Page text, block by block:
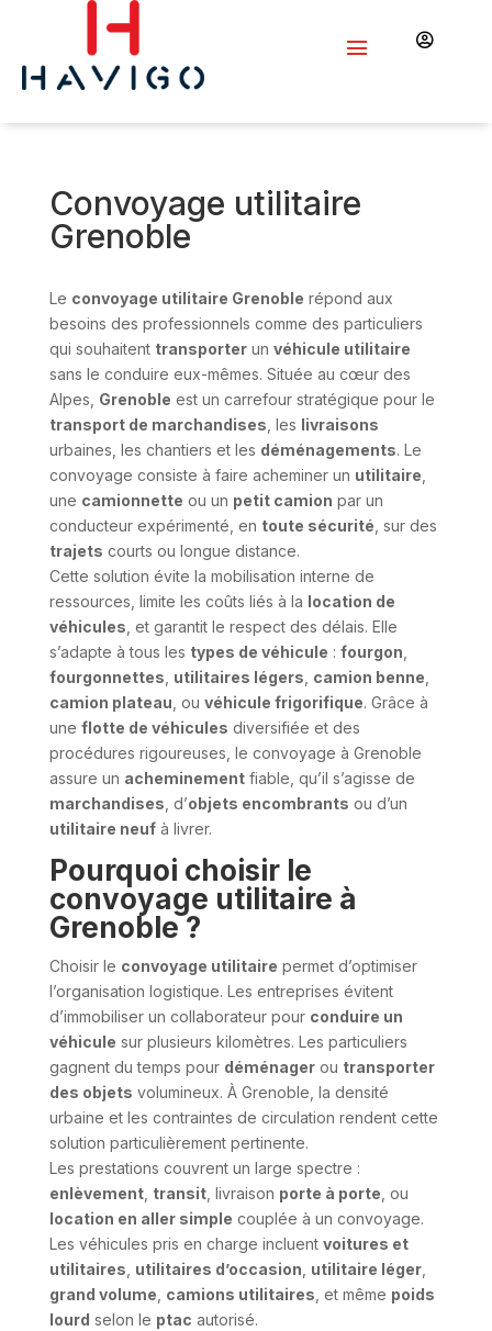

Convoyage utilitaire
Grenoble
Le convoyage utilitaire Grenoble répond aux
besoins des professionnels comme des particuliers
qui souhaitent transporterun véhicule utilitaire
sans le conduire eux-mêmes. Située au cœur des
Alpes, Grenoble est un carrefour stratégique pour le
transport de marchandises , les livraisons
urbaines, les chantiers et les déménagements. Le
convoyage consiste à faire acheminer un utilitaire
une camionnette ou un petit camion par un
conducteur expérimenté, en toute sécurité , sur des
trajets courts ou longue distance.
Cette solution évite la mobilisation interne de
ressources, limite les coûts liés à la location de
véhicules , et garantit le respect des délais. Elle
s’adapte à tous les types de véhicule : fourgon
fourgonnettes utilitaires légers camion benne
camion plateau , ou véhicule frigorifique. Grâce à
une flotte de véhicules diversifiée et des
procédures rigoureuses, le convoyage à Grenoble
assure un acheminementfiable, qu’il s’agisse de
marchandises , d’objets encombrants ou d’un
utilitaire neufà livrer.
Pourquoi choisir le
convoyage utilitaire à
Grenoble ?
Choisir le convoyage utilitaire permet d’optimiser
l’organisation logistique. Les entreprises évitent
d’immobiliser un collaborateur pour conduire un
véhicule sur plusieurs kilomètres. Les particuliers
gagnent du temps pour déménagerou transporter
des objets volumineux. À Grenoble, la densité
urbaine et les contraintes de circulation rendent cette
solution particulièrement pertinente.
Les prestations couvrent un large spectre :
enlèvement, transit, livraison porte à porte , ou
location en aller simple couplée à un convoyage.
Les véhicules pris en charge incluent voitures et
utilitaires utilitaires d’occasion utilitaire léger,
grand volume camions utilitaires , et même poids
lourd selon le ptac autorisé.